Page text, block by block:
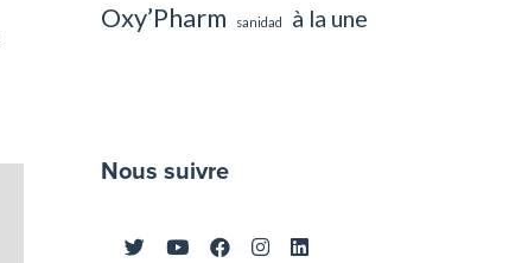
Oxy’Pharm sanidad à la une
Nous suivre